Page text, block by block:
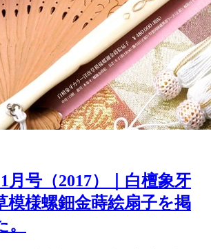
月号（2017）｜白檀象牙
模様螺鈿金蒔絵扇子を掲